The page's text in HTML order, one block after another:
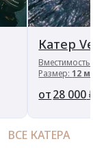
Катер
Вместимость:
Размер:12 м
28 000₽/
ВСЕ КАТЕРА